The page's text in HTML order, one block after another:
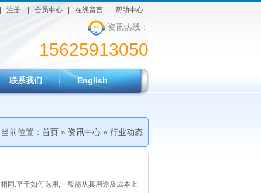
注册 会员中心 在线留言 帮助中心
资讯热线：
15625913050
联系我们 English
当前位置： 首页 » 资讯中心 » 行业动态
同.至于如何选用,一般需从其用途及成本上